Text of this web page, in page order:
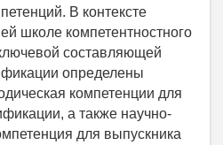
В контексте
школе компетентностного
составляющей
определены
компетенции для
а также научно-
для выпускника